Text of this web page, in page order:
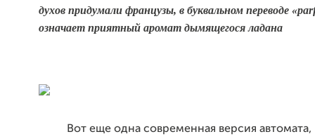
духов придумали французы, в буквальном переводе
означает приятный аромат дымящегося ладана
Вот еще одна современная версия